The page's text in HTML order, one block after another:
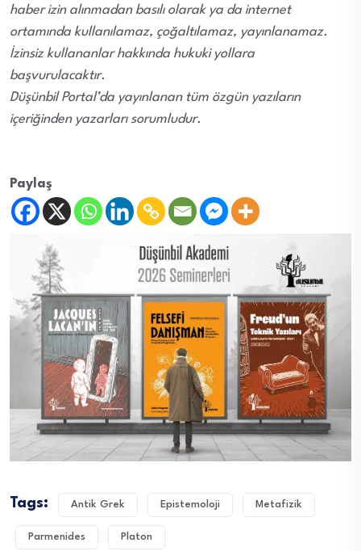
haber izin alınmadan basılı olarak ya da internet
ortamında kullanılamaz, çoğaltılamaz, yayınlanamaz.
İzinsiz kullananlar hakkında hukuki yollara
başvurulacaktır.
Düşünbil Portal’da yayınlanan tüm özgün yazıların
içeriğinden yazarları sorumludur.
Paylaş
Tags: Antik Grek Epistemoloji Metafizik
Parmenides Platon